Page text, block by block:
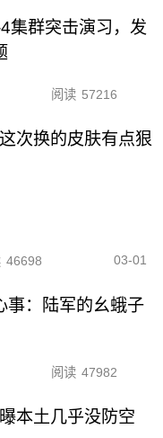
集群突击演习，发
阅读 57216
次换的皮肤有点狠
46698 03-01
事：陆军的幺蛾子
阅读 47982
本土几乎没防空